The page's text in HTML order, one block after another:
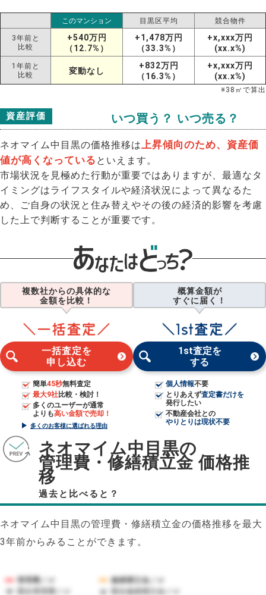
このマンション 目黒区平均 競合物件
3年前と
比較
+540万円
（12.7%）
+1,478万円
（33.3%）
+x,xxx万円
(xx.x%)
1年前と
比較
変動なし
+832万円
（16.3%）
+x,xxx万円
(xx.x%)
※38 ㎡で算出
資産評価 いつ買う？ いつ売る？
ネオマイム中目黒の価格推移は 上昇傾向のため、資産価
値が高くなっている といえます。
市場状況を見極めた行動が重要ではありますが、最適なタ
イミングはライフスタイルや経済状況によって異なるた
め、ご自身の状況と住み替えやその後の経済的影響を考慮
した上で判断することが重要です。
複数社からの具体的な
金額を比較！
一括査定を
申し込む
簡単45秒無料査定
最大9社比較・検討！
多くのユーザーが通常
よりも高い金額で売却！
多くのお客様に選ばれる理由
概算金額が
すぐに届く！
1st査定を
する
個人情報不要
とりあえず査定書だけを
発行したい
不動産会社との
やりとりは現状不要
ネオマイム中目黒の
管理費・修繕積立金 価格推
移
過去と比べると？
ネオマイム中目黒の管理費・修繕積立金の価格推移を最大
3年前からみることができます。
管理費／㎡
修繕積立金／㎡
競合管理費／㎡
競合修繕積立金／㎡